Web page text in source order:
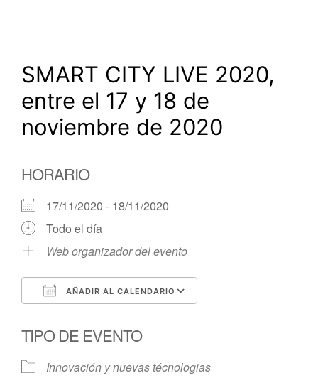
SMART CITY LIVE 2020,
entre el 17 y 18 de
noviembre de 2020
HORARIO
17/11/2020 - 18/11/2020
Todo el día
Web organizador del evento
AÑADIR AL CALENDARIO
TIPO DE EVENTO
Innovación y nuevas técnologias